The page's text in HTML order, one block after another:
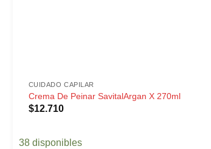
CUIDADO CAPILAR
Crema De Peinar SavitalArgan X 270ml
$12.710
38 disponibles